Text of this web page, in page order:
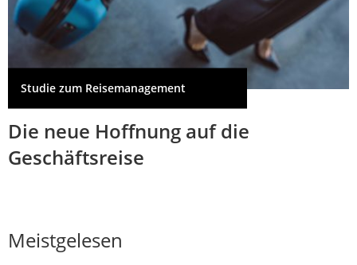
Studie zum Reisemanagement
Die neue Hoffnung auf die
Geschäftsreise
Meistgelesen